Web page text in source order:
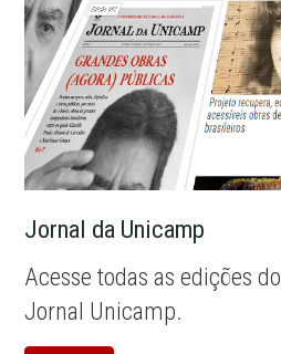
Jornal da Unicamp
Acesse todas as edições do
Jornal Unicamp.